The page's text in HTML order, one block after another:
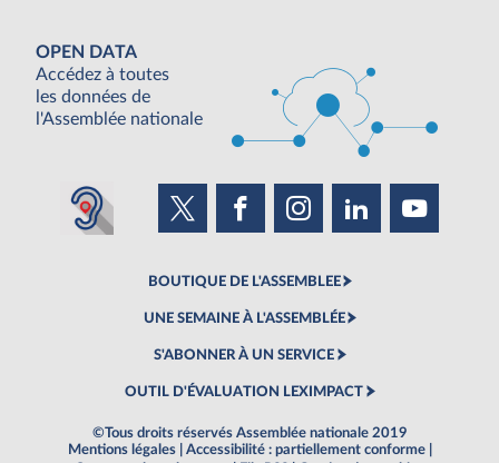
OPEN DATA
Accédez à toutes
les données de
l'Assemblée nationale
BOUTIQUE DE L'ASSEMBLEE
UNE SEMAINE À L'ASSEMBLÉE
S'ABONNER À UN SERVICE
OUTIL D'ÉVALUATION LEXIMPACT
©Tous droits réservés Assemblée nationale 2019
Mentions légales
Accessibilité : partiellement conforme